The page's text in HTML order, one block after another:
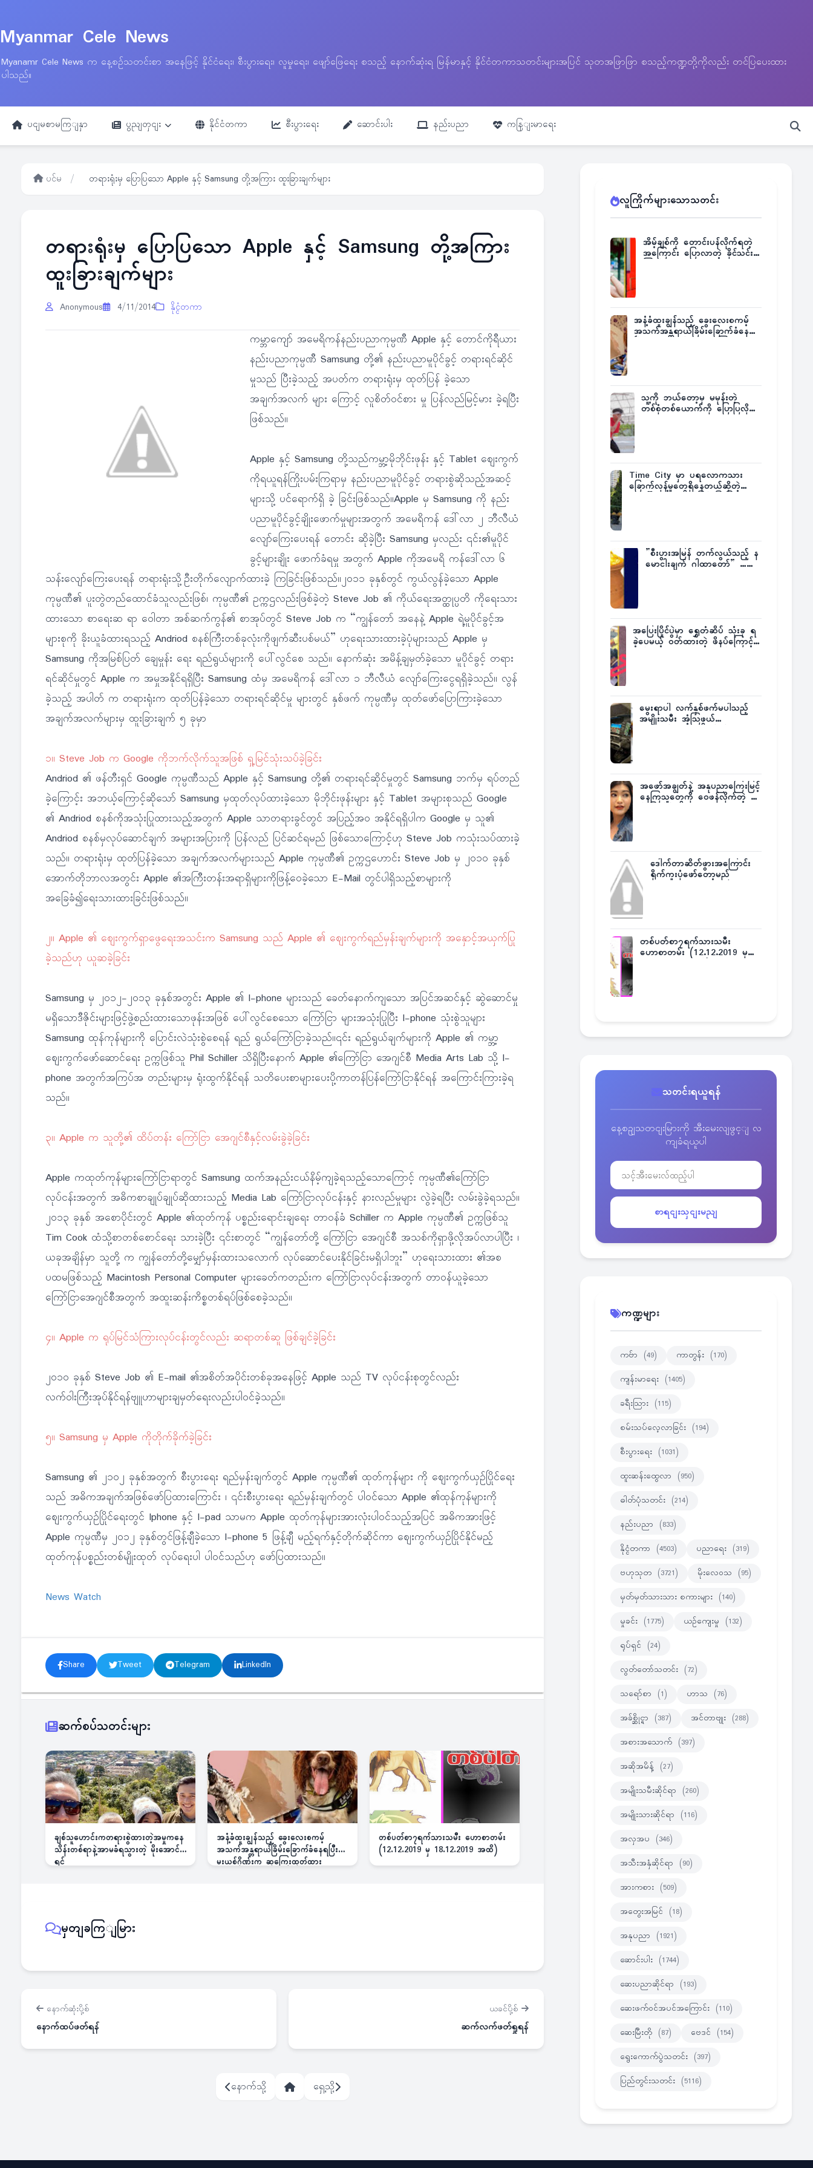
Myanmar Cele News
Myanamr Cele News က နေ့စဉ်သတင်းစာ အနေဖြင့် နိုင်ငံရေး၊ စီးပွားရေး၊ လူမှုရေး၊ ဖျော်ဖြေရေး စသည့် နောက်ဆုံးရ မြန်မာနှင့် နိုင်ငံတကာသတင်းများအပြင် သုတအဖြာဖြာ စသည့်ကဏ္ဍတို့ကိုလည်း တင်ပြပေးထား
ပါသည်။
ပငျမစာမကြျနှာ ပွညျတှငျး နိုင်ငံတကာ စီးပွားရေး ဆောင်းပါး နည်းပညာ ကနြျးမာရေး
ပင်မ / တရားရုံးမှ ပြောပြသော Apple နှင့် Samsung တို့အကြား ထူးခြားချက်များ
တရားရုံးမှ ပြောပြသော Apple နှင့် Samsung တို့အကြား
ထူးခြားချက်များ
Anonymous 4/11/2014 နိုင္ငံတကာ
ကမ္ဘာကျော် အမေရိကန်နည်းပညာကုမ္ပဏီ Apple နှင့် တောင်ကိုရီယား
နည်းပညာကုမ္ပဏီ Samsung တို့၏ နည်းပညာမူပိုင်ခွင့် တရားရင်ဆိုင်
မှုသည် ပြီးခဲ့သည့် အပတ်က တရားရုံးမှ ထုတ်ပြန် ခဲ့သော
အချက်အလက် များ ကြောင့် လူစိတ်ဝင်စား မှု ပြန်လည်မြင့်မား ခဲ့ရပြီး
ဖြစ်သည်။
Apple နှင့် Samsung တို့သည်ကမ္ဘာ့မိုဘိုင်းဖုန်း နှင့် Tablet ဈေးကွက်
ကိုရယူရန်ကြိုးပမ်းကြရာမှ နည်းပညာမူပိုင်ခွင့် တရားစွဲဆိုသည့်အဆင့်
များသို့ ပင်ရောက်ရှိ ခဲ့ ခြင်းဖြစ်သည်။Apple မှ Samsung ကို နည်း
ပညာမူပိုင်ခွင့်ချိုးဖောက်မှုများအတွက် အမေရိကန် ဒေါ်လာ ၂ ဘီလီယံ
လျော်ကြေးပေးရန် တောင်း ဆိုခဲ့ပြီး Samsung မှလည်း ၎င်း၏မူပိုင်
ခွင့်များချိုး ဖောက်ခံရမှု အတွက် Apple ကိုအမေရိ ကန်ဒေါ်လာ ၆
သန်းလျော်ကြေးပေးရန် တရားရုံးသို့ဦးတိုက်လျောက်ထားခဲ့ ကြခြင်းဖြစ်သည်။၂၀၁၁ ခုနှစ်တွင် ကွယ်လွန်ခဲ့သော Apple
ကုမ္ပဏီ၏ ပူးတွဲတည်ထောင်ခံသူလည်းဖြစ်၊ ကုမ္ပဏီ၏ ဥက္ကဌလည်းဖြစ်ခဲ့တဲ့ Steve Job ၏ ကိုယ်ရေးအတ္ထုပ္ပတိ ကိုရေးသား
ထားသော စာရေးဆ ရာ ဝေါတာ အစ်ဆက်ကွန်၏ စာအုပ်တွင် Steve Job က “ကျွန်တော် အနေနဲ့ Apple ရဲ့မူပိုင်ခွင့်အ
များစုကို ခိုးယူခံထားရသည့် Andriod စနစ်ကြီးတစ်ခုလုံးကိုဖျက်ဆီးပစ်မယ်” ဟုရေးသားထားခဲ့ပုံများသည် Apple မှ
Samsung ကိုအမြစ်ပြတ် ချေမှုန်း ရေး ရည်ရွယ်များကို ပေါ်လွင်စေ သည်။ နောက်ဆုံး အမိန့်ချမှတ်ခဲ့သော မူပိုင်ခွင့် တရား
ရင်ဆိုင်မှုတွင် Apple က အမှုအနိုင်ရရှိပြီး Samsung ထံမှ အမေရိကန် ဒေါ်လာ ၁ ဘီလီယံ လျော်ကြေးငွေရရှိခဲ့သည်။ လွန်
ခဲ့သည့် အပါတ် က တရားရုံးက ထုတ်ပြန်ခဲ့သော တရားရင်ဆိုင်မှု များတွင် နှစ်ဖက် ကုမ္ပဏီမှ ထုတ်ဖော်ပြောကြားခဲ့သော
အချက်အလက်များမှ ထူးခြားချက် ၅ ခုမှာ
၁။ Steve Job က Google ကိုဘက်လိုက်သူအဖြစ် ရှု့မြင်သုံးသပ်ခဲ့ခြင်း
Andriod ၏ ဖန်တီးရှင် Google ကုမ္ပဏီသည် Apple နှင့် Samsung တို့၏ တရားရင်ဆိုင်မှုတွင် Samsung ဘက်မှ ရပ်တည်
ခဲ့ကြောင့်း အဘယ့်ကြောင့်ဆိုသော် Samsung မှထုတ်လုပ်ထားခဲ့သော မိုဘိုင်းဖုန်းများ နှင့် Tablet အများစုသည် Google
၏ Andriod စနစ်ကိုအသုံးပြုထားသည့်အတွက် Apple သာတရားခွင်တွင် အပြည့်အ၀ အနိုင်ရရှိပါက Google မှ သူ၏
Andriod စနစ်မှလုပ်ဆောင်ချက် အများအပြားကို ပြန်လည် ပြင်ဆင်ရမည် ဖြစ်သောကြောင့်ဟု Steve Job ကသုံးသပ်ထားခဲ့
သည်။ တရားရုံးမှ ထုတ်ပြန်ခဲ့သော အချက်အလက်များသည် Apple ကုမ္ပဏီ၏ ဥက္ကဌဟောင်း Steve Job မှ ၂၀၁၀ ခုနှစ်
အောက်တိုဘာလအတွင်း Apple ၏အကြီးတန်းအရာရှိများကိုဖြန့်ဝေခဲ့သော E-Mail တွင်ပါရှိသည့်စာများကို
အခြေခံ၍ရေးသားထားခြင်းဖြစ်သည်။
၂။ Apple ၏ ဈေးကွက်ရှာဖွေရေးအသင်းက Samsung သည် Apple ၏ ဈေးကွက်ရည်မှန်းချက်များကို အနှောင့်အယှက်ပြု
ခဲ့သည်ဟု ယူဆခဲ့ခြင်း
Samsung မှ ၂၀၁၂-၂၀၁၃ ခုနှစ်အတွင်း Apple ၏ I-phone များသည် ခေတ်နောက်ကျသော အပြင်အဆင်နှင့် ဆွဲဆောင်မှု
မရှိသောဒီဇိုင်းများဖြင့်ဖွဲ့စည်းထားသောဖုန်းအဖြစ် ပေါ်လွင်စေသော ကြော်ငြာ များအသုံးပြုပြီး I-phone သုံးစွဲသူများ
Samsung ထုန်ကုန်များကို ပြောင်းလဲသုံးစွဲစေရန် ရည် ရွယ်ကြော်ငြာခဲ့သည်။၎င်း ရည်ရွယ်ချက်များကို Apple ၏ ကမ္ဘာ့
ဈေးကွက်ဖော်ဆောင်ရေး ဥက္ကဖြစ်သူ Phil Schiller သိရှိပြီးနောက် Apple ၏ကြော်ငြာ အေဂျင်စီ Media Arts Lab သို့ I-
phone အတွက်အကြပ်အ တည်းများမှ ရုံးထွက်နိုင်ရန် သတိပေးစာများပေးပို့ကာတန်ပြန်ကြော်ငြာနိုင်ရန် အကြောင်းကြားခဲ့ရ
သည်။
၃။ Apple က သူတို့၏ ထိပ်တန်း ကြော်ငြာ အေဂျင်စီနှင့်လမ်းခွဲခဲ့ခြင်း
Apple ကထုတ်ကုန်များကြော်ငြာရာတွင် Samsung ထက်အနည်းငယ်နိမ့်ကျခဲ့ရသည့်သောကြောင့် ကုမ္ပဏီ၏ကြော်ငြာ
လုပ်ငန်းအတွက် အဓိကစာချုပ်ချုပ်ဆိုထားသည့် Media Lab ကြော်ငြာလုပ်ငန်းနှင့် နားလည်မှုများ လွဲခဲ့ရပြီး လမ်းခွဲခဲ့ရသည်။
၂၀၁၃ ခုနှစ် အစောပိုင်းတွင် Apple ၏ထုတ်ကုန် ပစ္စည်းရောင်းချရေး တာဝန်ခံ Schiller က Apple ကုမ္ပဏီ၏ ဥက္ကဖြစ်သူ
Tim Cook ထံသို့စာတစ်စောင်ရေး သားခဲ့ပြီး ၎င်းစာတွင် “ကျွန်တော်တို့ ကြော်ငြာ အေဂျင်စီ အသစ်ကိုရှာဖို့လိုအပ်လာပါပြီး ၊
ယခုအချိန်မှာ သူတို့ က ကျွန်တော်တို့မျှော်မှန်းထားသလောက် လုပ်ဆောင်ပေးနိုင်ခြင်းမရှိပါဘူး” ဟုရေးသားထား ၏အစ
ပထမဖြစ်သည့် Macintosh Personal Computer များခေတ်ကတည်းက ကြော်ငြာလုပ်ငန်းအတွက် တာဝန်ယူခဲ့သော
ကြော်ငြာအေဂျင်စီအတွက် အထူးဆန်းကိစ္စတစ်ရပ်ဖြစ်စေခဲ့သည်။
၄။ Apple က ရုပ်မြင်သံကြားလုပ်ငန်းတွင်လည်း ဆရာတစ်ဆူ ဖြစ်ချင်ခဲ့ခြင်း
၂၀၁၀ ခုနှစ် Steve Job ၏ E-mail ၏အစိတ်အပိုင်းတစ်ခုအနေဖြင့် Apple သည် TV လုပ်ငန်းစုတွင်လည်း
လက်ဝါးကြီးအုပ်နိုင်ရန်ဗျူဟာများချမှတ်ရေးလည်းပါဝင်ခဲ့သည်။
၅။ Samsung မှ Apple ကိုတိုက်ခိုက်ခဲ့ခြင်း
Samsung ၏ ၂၁၀၂ ခုနှစ်အတွက် စီးပွားရေး ရည်မှန်းချက်တွင် Apple ကုမ္ပဏီ၏ ထုတ်ကုန်များ ကို ဈေးကွက်ယှဉ်ပြိုင်ရေး
သည် အဓိကအချက်အဖြစ်ဖော်ပြထားကြောင်း ၊ ၎င်းစီးပွားရေး ရည်မှန်းချက်တွင် ပါဝင်သော Apple ၏ထုန်ကုန်များကို
ဈေးကွက်ယှဉ်ပြိုင်ရေးတွင် Iphone နှင့် I-pad သာမက Apple ထုတ်ကုန်များအားလုံးပါဝင်သည့်အပြင် အဓိကအားဖြင့်
Apple ကုမ္ပဏီမှ ၂၀၁၂ ခုနှစ်တွင်ဖြန့်ချီခဲ့သော I-phone 5 ဖြန့်ချီ မည့်ရက်နှင့်တိုက်ဆိုင်ကာ ဈေးကွက်ယှဉ်ပြိုင်နိုင်မည့်
ထုတ်ကုန်ပစ္စည်းတစ်မျိုးထုတ် လုပ်ရေးပါ ပါဝင်သည်ဟု ဖော်ပြထားသည်။
News Watch
Share Tweet Telegram LinkedIn
ဆက်စပ်သတင်းများ
ချစ်သူဟောင်းကတရားစွဲထားတဲ့အမှုကနေ
သိန်းတစ်ရာနဲ့အာမခံရသွားတဲ့ မိုးအောင်
ရင်
အနံ့ခံထူးချွန်သည့် ခွေးလေးစကမ့်
အသက်အန္တရာယ်ခြိမ်းခြောက်ခံနေရပြီး
မူးယစ်ဂိုဏ်းက ဆုကြေးထုတ်ထား
တစ်ပတ်စာ၇ရက်သားသမီး ဟောစာတမ်း
(12.12.2019 မှ 18.12.2019 အထိ)
မှတျခကြျမြား
နောက်ဆုံးပို့စ်
နောက်ထပ်ဖတ်ရန်
ယခင်ပို့စ်
ဆက်လက်ဖတ်ရှုရန်
နောက်သို့ ရှေ့သို့
လူကြိုက်များသောသတင်း
အိမ့်ချစ်ကို တောင်းပန်လိုက်ရတဲ့
အကြောင်း ပြောလာတဲ့ ခိုင်သင်း
အနံ့ခံထူးချွန်သည့် ခွေးလေးစကမ့်
အသက်အန္တရာယ်ခြိမ်းခြောက်ခံနေရ
သူ့ကို ဘယ်တော့မှ မမုန်းတဲ့
တစ်စုံတစ်ယောက်ကို ပြောပြလိုက်
Time City မှာ ပရလောကသား
ခြောက်လှန့်မှုတွေရှိနေတယ်ဆိုတဲ့
”စီးပွားအမြန် တက်လွယ်သည့် န
မောငါးချက် ဂါထာတော်” ……
အပြေးပြိုင်ပွဲမှာ ရွှေတံဆိပ် သုံးခု ရ
ခဲ့ပေမယ့် ဝတ်ထားတဲ့ ဖိနပ်ကြောင့်
မွေးရာပါ လက်နှစ်ဖက်မပါသည့်
အမျိုးသမီး အံ့သြဖွယ်
အဖော်အချွတ်နဲ့ အနုပညာကြေးမြင့်
နေကြသူတွေကို ဝေဖန်လိုက်တဲ့ သ
ဒေါက်တာဆိတ်ဖွားအကြောင်း
ရိုက်ကူးပုံဖော်တော့မည်
တစ်ပတ်စာ၇ရက်သားသမီး
ဟောစာတမ်း (12.12.2019 မှ
သတင်းရယူရန်
နေ့စဥျသတငျးမြားကို အီးမေးလျဖွင့ျ လ
ကျခံရယူပါ
စာရငျးသှငျးမညျ
ကဏ္ဍများ
ကဗ်ာ (49) ကာတွန်း (170)
ကျန်းမာရေး (1405)
ခရီးသြား (115)
စမ်းသပ်လေ့လာခြင်း (194)
စီးပွားရေး (1031)
ထူးဆန်းထွေလာ (950)
ဓါတ်ပုံသတင်း (214)
နည်းပညာ (833)
နိုင္ငံတကာ (4503) ပညာရေး (319)
ဗဟုသုတ (3721) မိုးလေဝသ (95)
မှတ်မှတ်သားသား စကားများ (140)
မှုခင်း (1775) ယဉ်ကျေးမှု (132)
ရုပ်ရှင် (24)
လွတ်တော်သတင်း (72)
သရော်စာ (1) ဟာသ (76)
အခ်စ္ဆိုင္ရာ (387) အင်တာဗျုး (288)
အစားအသောက် (397)
အဆိုအမိန့် (27)
အမျိုးသမီးဆိုင်ရာ (260)
အမျိုးသားဆိုင်ရာ (116)
အလှအပ (346)
အသီးအနှံဆိုင်ရာ (90)
အားကစား (509)
အတွေးအမြင် (18)
အနုပညာ (1921)
ဆောင်းပါး (1744)
ဆေးပညာဆိုင်ရာ (193)
ဆေးဖက်ဝင်အပင်အကြောင်း (110)
ဆေးမြီးတို (87) ဗေဒင် (154)
ရွေးကောက်ပွဲသတင်း (397)
ပြည်တွင်းသတင်း (5116)